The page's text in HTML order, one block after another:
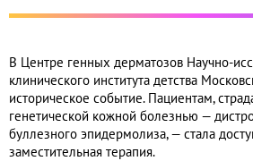
В Центре генных дерматозов Научно-
клинического института детства
историческое событие. Пациентам,
генетической кожной болезнью —
буллезного эпидермолиза, — стала
заместительная терапия.